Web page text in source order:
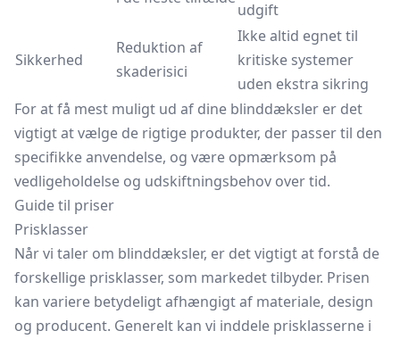
udgift
Sikkerhed
Reduktion af
skaderisici
Ikke altid egnet til
kritiske systemer
uden ekstra sikring
For at få mest muligt ud af dine blinddæksler er det
vigtigt at vælge de rigtige produkter, der passer til den
specifikke anvendelse, og være opmærksom på
vedligeholdelse og udskiftningsbehov over tid.
Guide til priser
Prisklasser
Når vi taler om blinddæksler, er det vigtigt at forstå de
forskellige prisklasser, som markedet tilbyder. Prisen
kan variere betydeligt afhængigt af materiale, design
og producent. Generelt kan vi inddele prisklasserne i